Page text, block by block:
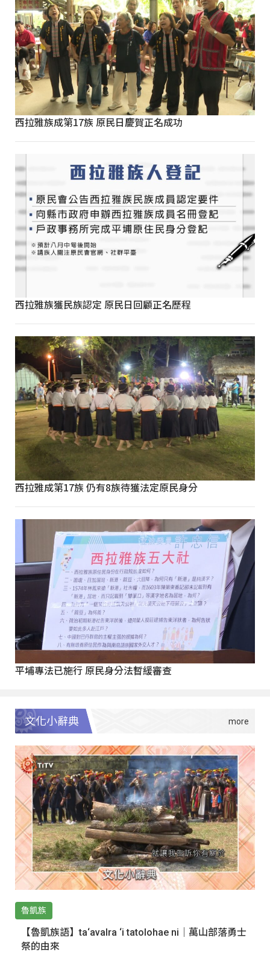
西拉雅族成第17族 原民日慶賀正名成功
西拉雅族獲民族認定 原民日回顧正名歷程
西拉雅成第17族 仍有8族待獲法定原民身分
平埔專法已施行 原民身分法暫緩審查
文化小辭典
魯凱族
【魯凱族語】ta‘avalra ‘i tatolohae ni｜萬山部落勇士
祭的由來